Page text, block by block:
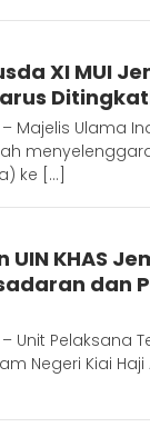
XI MUI
Majelis Ulama
ke […]
KHAS
dan
Pelaksana
Negeri Kiai